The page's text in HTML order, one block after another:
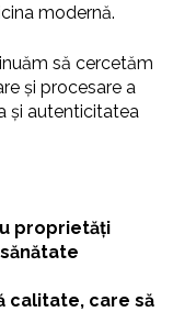
modernă.
să cercetăm
și procesare a
și autenticitatea
proprietăți
calitate, care să